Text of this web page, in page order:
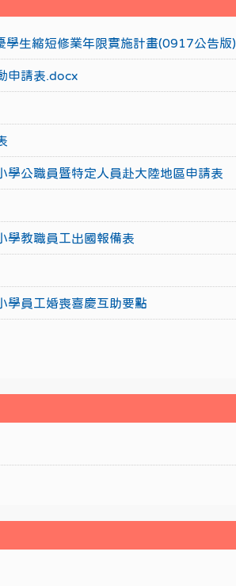
學生縮短修業年限實施計畫(0917公告版)
申請表.docx
學公職員暨特定人員赴大陸地區申請表
學教職員工出國報備表
學員工婚喪喜慶互助要點